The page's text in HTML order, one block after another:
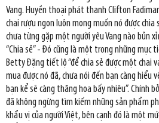
Vang. Huyền thoại phát thanh Clifton
chai rượu ngon luôn mong muốn nó được
chưa từng gặp một người yêu Vang nào bủn
“Chia sẻ” - Đó cũng là một trong những mục
Betty Đặng tiết lộ “để chia sẻ được một chai
mua được nó đã, chưa nói đến bạn càng hiểu
bạn kể sẽ càng thăng hoa bấy nhiêu”. Chính
đã không ngừng tìm kiếm những sản phẩm
khẩu vị của người Việt, bên cạnh đó là một